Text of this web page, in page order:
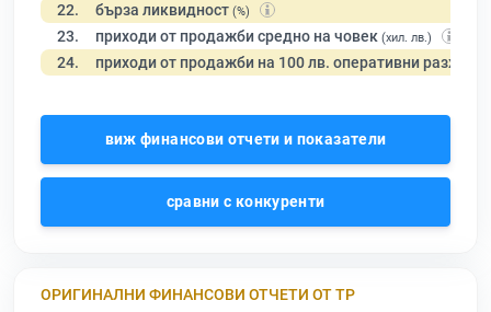
22. бърза ликвидност (%)
23. приходи от продажби средно на човек (хил. лв.)
24. приходи от продажби на 100 лв. оперативни разходи
виж финансови отчети и показатели
сравни с конкуренти
ОРИГИНАЛНИ ФИНАНСОВИ ОТЧЕТИ ОТ ТР